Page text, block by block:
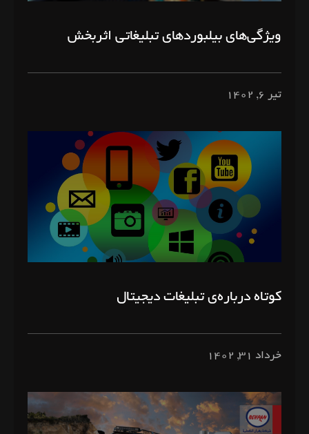
ویژگی‌های بیلبوردهای تبلیغاتی اثربخش
تیر ۶, ۱۴۰۲
کوتاه درباره‌ی تبلیغات دیجیتال
خرداد ۳۱, ۱۴۰۲